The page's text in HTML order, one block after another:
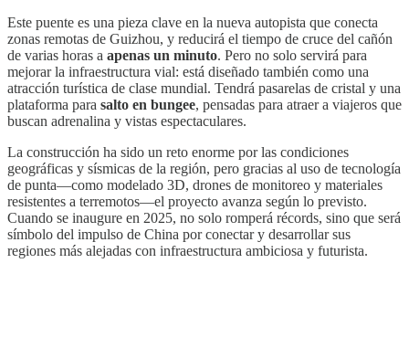
Este puente es una pieza clave en la nueva autopista que conecta
zonas remotas de Guizhou, y reducirá el tiempo de cruce del cañón
de varias horas a apenas un minuto. Pero no solo servirá para
mejorar la infraestructura vial: está diseñado también como una
atracción turística de clase mundial. Tendrá pasarelas de cristal y una
plataforma para salto en bungee, pensadas para atraer a viajeros que
buscan adrenalina y vistas espectaculares.
La construcción ha sido un reto enorme por las condiciones
geográficas y sísmicas de la región, pero gracias al uso de tecnología
de punta—como modelado 3D, drones de monitoreo y materiales
resistentes a terremotos—el proyecto avanza según lo previsto.
Cuando se inaugure en 2025, no solo romperá récords, sino que será
símbolo del impulso de China por conectar y desarrollar sus
regiones más alejadas con infraestructura ambiciosa y futurista.